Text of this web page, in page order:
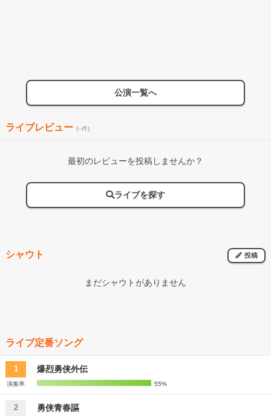
公演一覧へ
ライブレビュー (--件)
最初のレビューを投稿しませんか？
ライブを探す
シャウト 投稿
まだシャウトがありません
ライブ定番ソング
1 爆烈勇侠外伝
演奏率 55%
2 勇侠青春謳